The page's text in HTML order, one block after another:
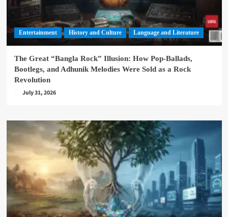
Entertainment History and Culture Language and Literature
The Great “Bangla Rock” Illusion: How Pop-Ballads,
Bootlegs, and Adhunik Melodies Were Sold as a Rock
Revolution
July 31, 2026